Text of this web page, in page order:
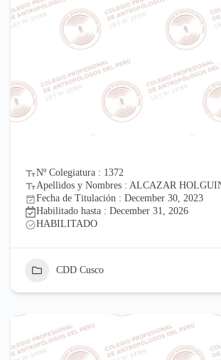
Nº Colegiatura : 1372
Apellidos y Nombres : ALCAZAR
Fecha de Titulación : December 30, 2023
Habilitado hasta : December 31, 2026
HABILITADO
CDD Cusco